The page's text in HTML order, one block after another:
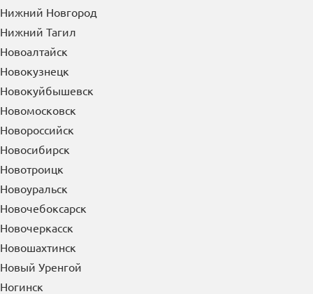
Нижний Новгород
Нижний Тагил
Новоалтайск
Новокузнецк
Новокуйбышевск
Новомосковск
Новороссийск
Новосибирск
Новотроицк
Новоуральск
Новочебоксарск
Новочеркасск
Новошахтинск
Новый Уренгой
Ногинск